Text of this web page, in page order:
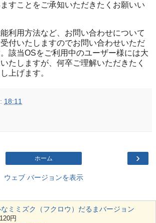
すことをご承知いただきたくお願いい
利用方法など、お問い合わせについて
付いたしますのでお問い合わせいただ
該当OSをご利用中のユーザー様には大
たしますが、何卒ご理解いただきたく
上げます。
18:11
›
ホーム
ウェブ バージョンを表示
ミミズク（フクロウ）だるまバージョン
円